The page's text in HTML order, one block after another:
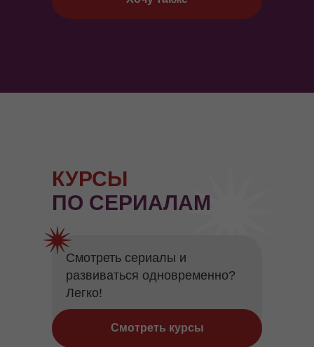
КУРСЫ
ПО СЕРИАЛАМ
Смотреть курсы
Смотреть сериалы и
развиваться одновременно?
Легко!